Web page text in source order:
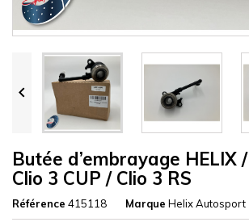

Butée d’embrayage HELIX
Clio 3 CUP / Clio 3 RS
Référence 415118 Marque Helix Autosport